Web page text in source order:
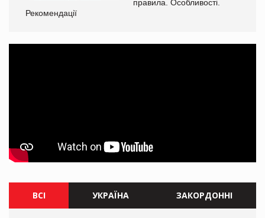
правила. Особливості.
Рекомендації
ВСІ УКРАЇНА ЗАКОРДОННІ